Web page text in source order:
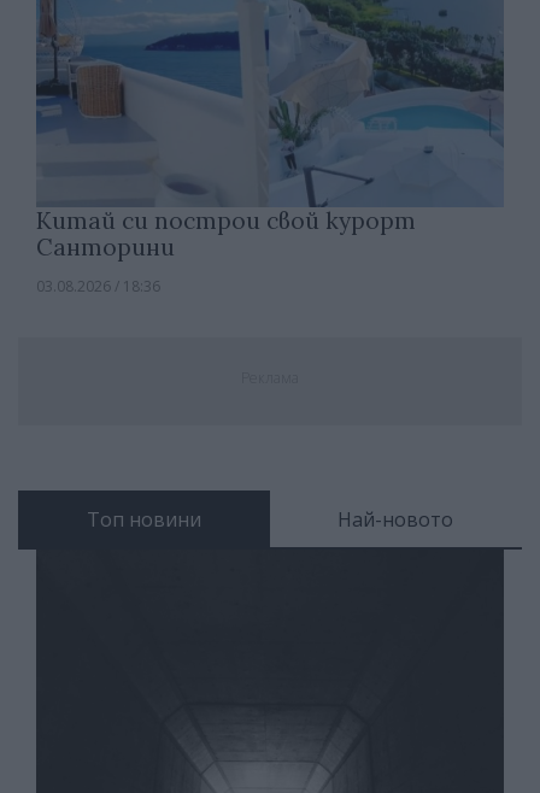
Китай си построи свой курорт
Санторини
03.08.2026 / 18:36
Топ новини Най-новото